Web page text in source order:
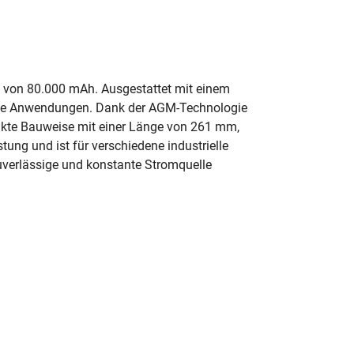
80.000 mAh. Ausgestattet mit einem
Dank der AGM-Technologie
Bauweise mit einer Länge von 261 mm,
und ist für verschiedene industrielle
und konstante Stromquelle